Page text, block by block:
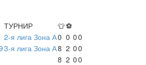
ТУРНИР 👕⚽
2-я лига Зона А0 0 00
3-я лига Зона А8 2 00
8 2 00